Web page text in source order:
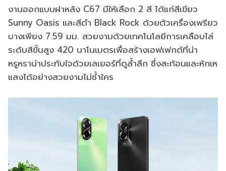
งานออกแบบฝาหลัง C67 มีให้เลือก 2 สี ได้แก่สีเขียว
Sunny Oasis และสีดำ Black Rock ด้วยตัวเครื่องเพรียว
บางเพียง 7.59 มม. สวยงามด้วยเทคโนโลยีการเคลือบไล่
ระดับสีขั้นสูง 420 นาโนเมตรเพื่อสร้างเอฟเฟกต์ที่น่า
หรูหราน่าประทับใจด้วยเลเยอร์ที่ดูล้ำลึก ซึ่งสะท้อนและหักเห
แสงได้อย่างสวยงามไม่ซ้ำใคร